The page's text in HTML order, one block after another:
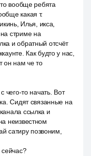
вообще ребята
какая т.
Илья, икса,
стриме на
и обратный отсчёт
Как будто у нас,
он нам че то
чего-то начать. Вот
Сидят связанные на
ссылка и
неизвестном
сатиру позвоним,